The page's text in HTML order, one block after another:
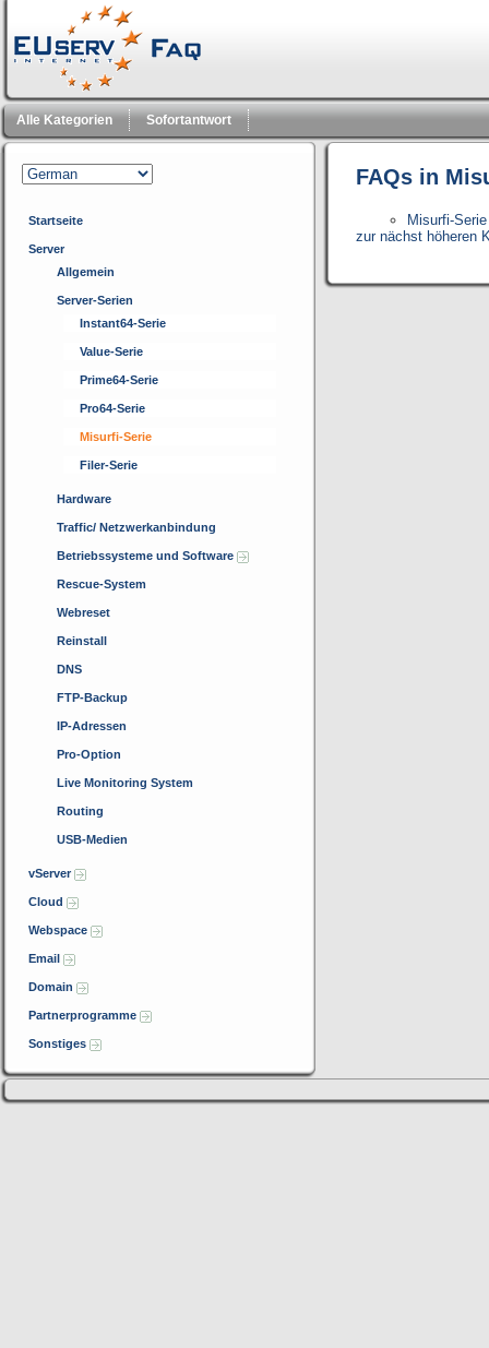
Alle Kategorien Sofortantwort
Startseite
Server
Allgemein
Server-Serien
Instant64-Serie
Value-Serie
Prime64-Serie
Pro64-Serie
Misurfi-Serie
Filer-Serie
Hardware
Traffic/ Netzwerkanbindung
Betriebssysteme und Software
Rescue-System
Webreset
Reinstall
DNS
FTP-Backup
IP-Adressen
Pro-Option
Live Monitoring System
Routing
USB-Medien
vServer
Cloud
Webspace
Email
Domain
Partnerprogramme
Sonstiges
FAQs in
Misurfi-Serie
zur nächst höheren